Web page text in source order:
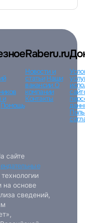
и
Помощь
Raberu.ru
Новости и
статьи Наши
вакансииО
компании
Контакты
сайте
на основе
сведений,